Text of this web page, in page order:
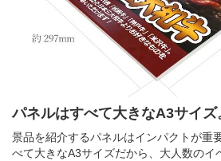
パネルはすべて大きなA3サイズ
景品を紹介するパネルはインパクトが重
べて大きなA3サイズだから、大人数のイ